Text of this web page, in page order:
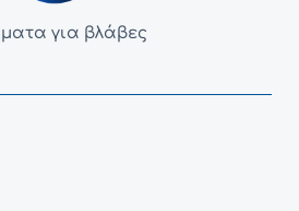
για βλάβες